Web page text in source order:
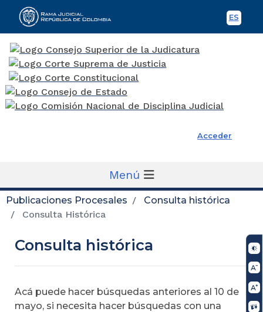
ES
Rama Judicial
Acceder
Menú
Publicaciones Procesales
Consulta histórica
Consulta Histórica
Consulta histórica
Acá puede hacer búsquedas anteriores al 10 de
mayo, si necesita hacer búsquedas con una